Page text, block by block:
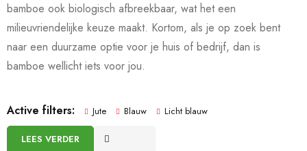
bamboe ook biologisch afbreekbaar, wat het een
milieuvriendelijke keuze maakt. Kortom, als je op zoek bent
naar een duurzame optie voor je huis of bedrijf, dan is
bamboe wellicht iets voor jou.
Active filters: Jute Blauw Licht blauw
LEES VERDER